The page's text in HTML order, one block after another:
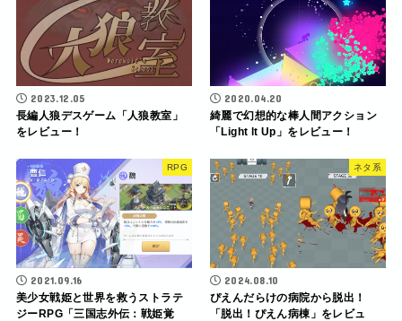
2023.12.05
長編人狼デスゲーム「人狼教室」
をレビュー！
2020.04.20
綺麗で幻想的な棒人間アクション
「Light lt Up」をレビュー！
RPG
2021.09.16
美少女戦姫と世界を救うストラテ
ジーRPG「三国志外伝：戦姫覚
ネタ系
2024.08.10
ぴえんだらけの病院から脱出！
「脱出！ぴえん病棟」をレビュ